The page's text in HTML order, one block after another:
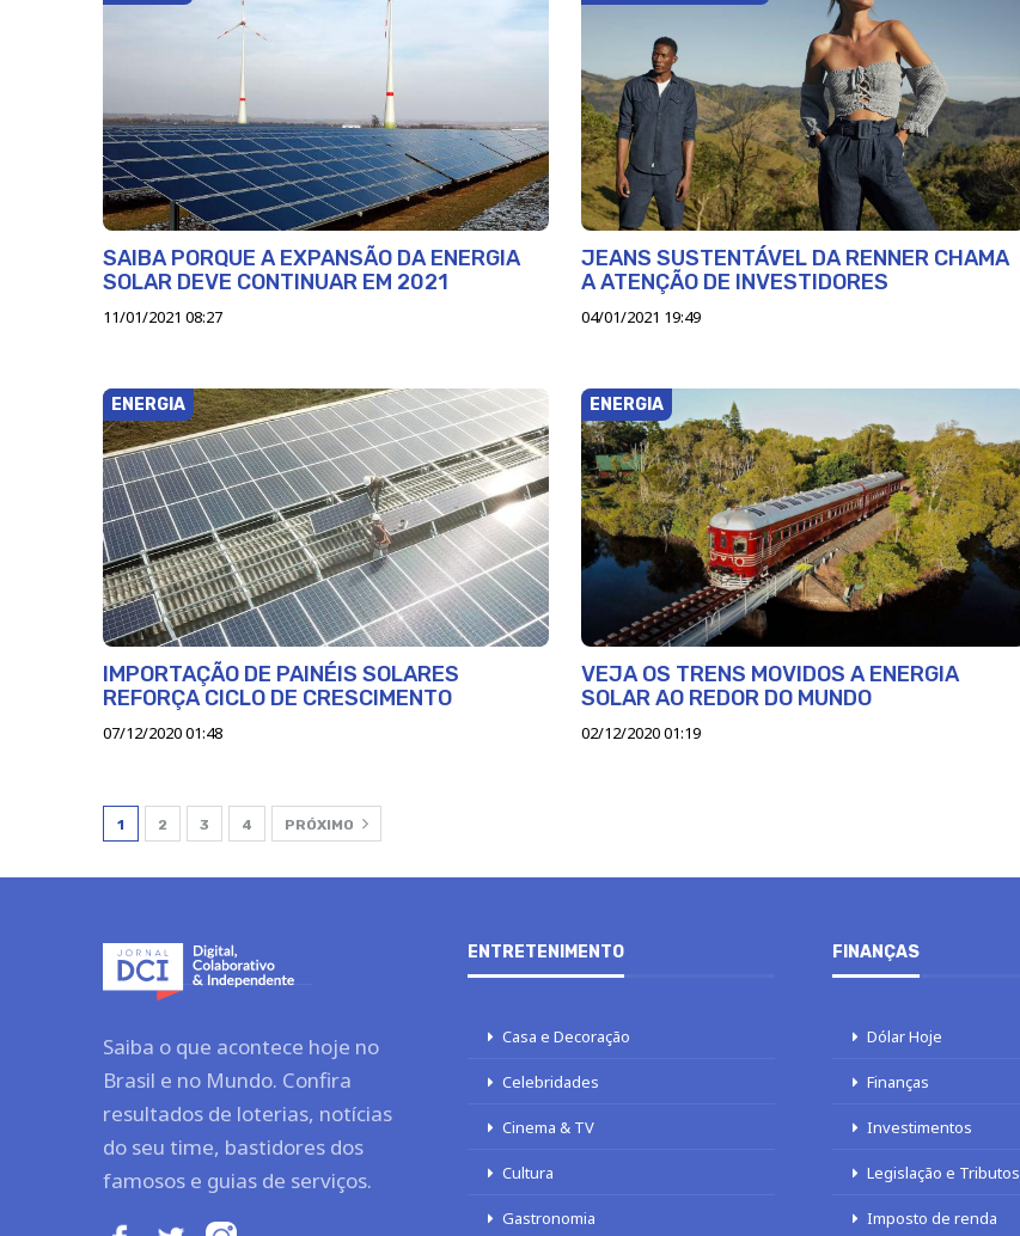
SAIBA PORQUE A EXPANSÃO DA ENERGIA
SOLAR DEVE CONTINUAR EM 2021
11/01/2021 08:27
JEANS SUSTENTÁVEL DA RENNER CHAMA
A ATENÇÃO DE INVESTIDORES
04/01/2021 19:49
ENERGIA
IMPORTAÇÃO DE PAINÉIS SOLARES
REFORÇA CICLO DE CRESCIMENTO
07/12/2020 01:48
ENERGIA
VEJA OS TRENS MOVIDOS A ENERGIA
SOLAR AO REDOR DO MUNDO
02/12/2020 01:19
1 2 3 4 PRÓXIMO
Saiba o que acontece hoje no
Brasil e no Mundo. Confira
resultados de loterias, notícias
do seu time, bastidores dos
famosos e guias de serviços.
ENTRETENIMENTO
Casa e Decoração
Celebridades
Cinema & TV
Cultura
Gastronomia
FINANÇAS
Dólar Hoje
Finanças
Investimentos
Legislação e Tributos
Imposto de renda